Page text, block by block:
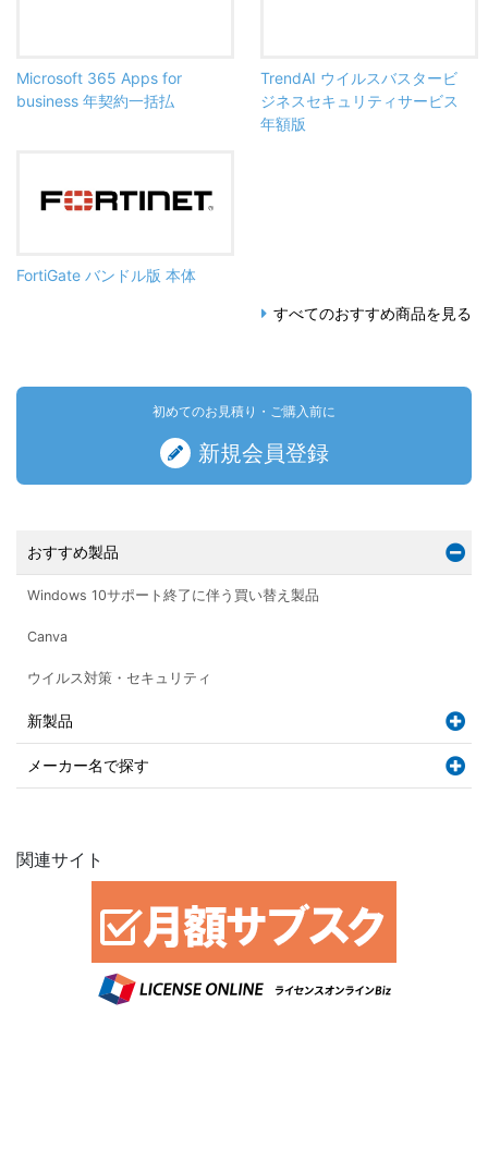
Microsoft 365 Apps for
business 年契約一括払
TrendAI ウイルスバスタービ
ジネスセキュリティサービス
年額版
FortiGate バンドル版 本体
すべてのおすすめ商品を見る
初めてのお見積り・ご購入前に
新規会員登録
おすすめ製品
Windows 10サポート終了に伴う買い替え製品
Canva
ウイルス対策・セキュリティ
新製品
メーカー名で探す
関連サイト